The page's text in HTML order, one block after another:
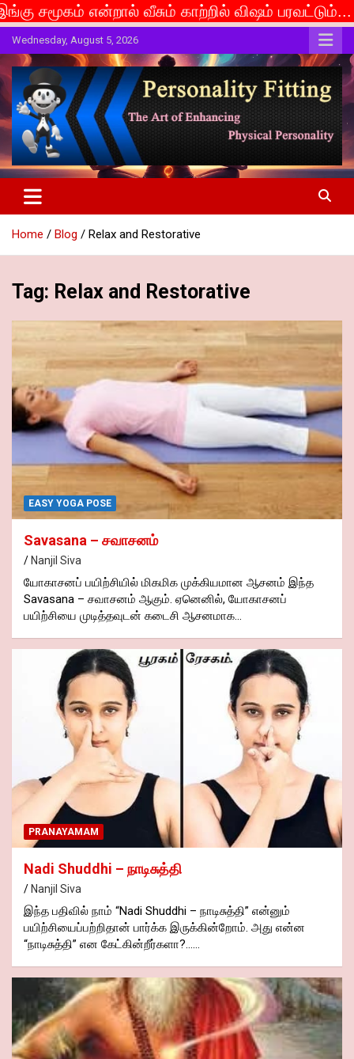
வீசும் காற்றில் விஷம் பரவட்டும்... If caste is
Skip
to
content
Wednesday, August 5, 2026
Personality Fitting
The Art of Enhancing Physical Personality
Home Blog Relax and Restorative
Tag: Relax and Restorative
EASY YOGA POSE
Savasana – சவாசனம்
Nanjil Siva
யோகாசனப் பயிற்சியில் மிகமிக முக்கியமான ஆசனம் இந்த
Savasana – சவாசனம் ஆகும். ஏனெனில், யோகாசனப்
பயிற்சியை முடித்தவுடன் கடைசி ஆசனமாக…
PRANAYAMAM
Nadi Shuddhi – நாடிசுத்தி
Nanjil Siva
இந்த பதிவில் நாம் “Nadi Shuddhi – நாடிசுத்தி” என்னும்
பயிற்சியைப்பற்றிதான் பார்க்க இருக்கின்றோம். அது என்ன
“நாடிசுத்தி” என கேட்கின்றீர்களா?……